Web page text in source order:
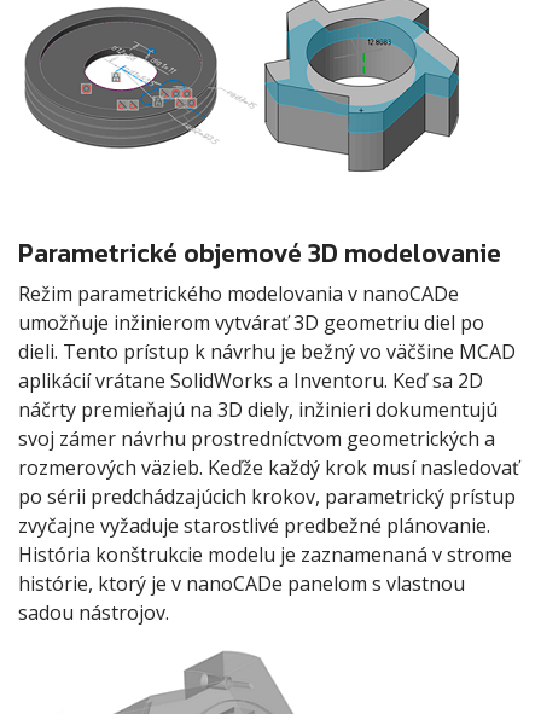
Parametrické objemové 3D modelovanie
Režim parametrického modelovania v nanoCADe
umožňuje inžinierom vytvárať 3D geometriu diel po
dieli. Tento prístup k návrhu je bežný vo väčšine MCAD
aplikácií vrátane SolidWorks a Inventoru. Keď sa 2D
náčrty premieňajú na 3D diely, inžinieri dokumentujú
svoj zámer návrhu prostredníctvom geometrických a
rozmerových väzieb. Keďže každý krok musí nasledovať
po sérii predchádzajúcich krokov, parametrický prístup
zvyčajne vyžaduje starostlivé predbežné plánovanie.
História konštrukcie modelu je zaznamenaná v strome
histórie, ktorý je v nanoCADe panelom s vlastnou
sadou nástrojov.